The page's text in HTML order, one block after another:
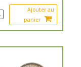
Ajouter au
panier